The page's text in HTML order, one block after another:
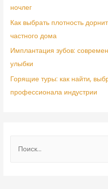
ночлег
Как выбрать плотность
частного дома
Имплантация зубов:
улыбки
Горящие туры: как найти,
профессионала индустрии